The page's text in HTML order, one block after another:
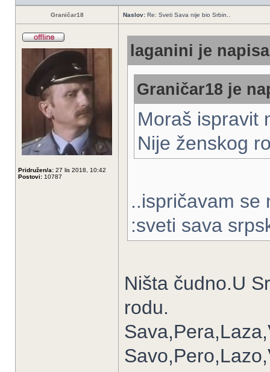
Graničar18 Naslov: Re: Sveti Sava nije bio Srbin..
Pridružen/a: 27 lis 2018, 10:42
Postovi: 10787
laganini je
Graničar18 je
Moraš ispravit
Nije ženskog
..ispričavam
:sveti sava
Ništa čudno.U
rodu.